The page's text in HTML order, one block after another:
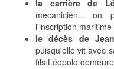
la carrière de
mécanicien...
l'inscription
le décès de
puisqu'elle vit avec
fils Léopold